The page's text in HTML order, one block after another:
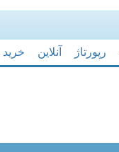
رپورتاژ آنلاین خرید